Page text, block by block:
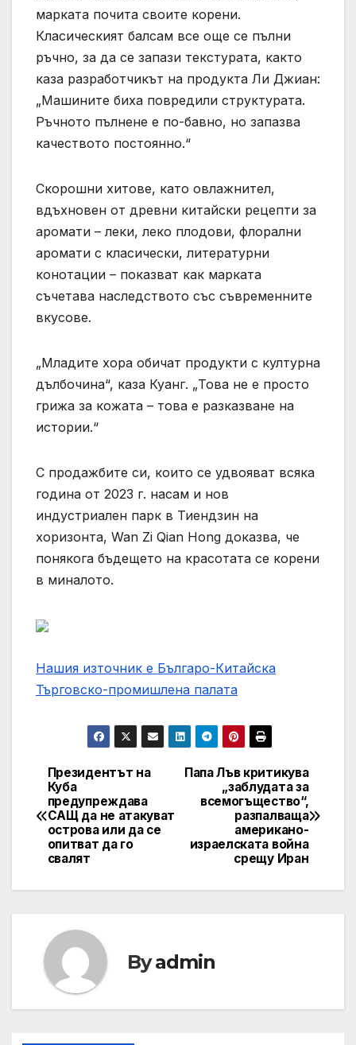
марката почита своите корени.
Класическият балсам все още се пълни
ръчно, за да се запази текстурата, както
каза разработчикът на продукта Ли Джиан:
„Машините биха повредили структурата.
Ръчното пълнене е по-бавно, но запазва
качеството постоянно.“
Скорошни хитове, като овлажнител,
вдъхновен от древни китайски рецепти за
аромати – леки, леко плодови, флорални
аромати с класически, литературни
конотации – показват как марката
съчетава наследството със съвременните
вкусове.
„Младите хора обичат продукти с културна
дълбочина“, каза Куанг. „Това не е просто
грижа за кожата – това е разказване на
истории.“
С продажбите си, които се удвояват всяка
година от 2023 г. насам и нов
индустриален парк в Тиендзин на
хоризонта, Wan Zi Qian Hong доказва, че
понякога бъдещето на красотата се корени
в миналото.
Нашия източник е Българо-Китайска
Търговско-промишлена палaта
Post
navigation
Папа Лъв критикува
„заблудата за
всемогъщество“,
разпалваща
американо-
израелската война
срещу Иран
Президентът на
Куба
предупреждава
САЩ да не атакуват
острова или да се
опитват да го
свалят
Byadmin